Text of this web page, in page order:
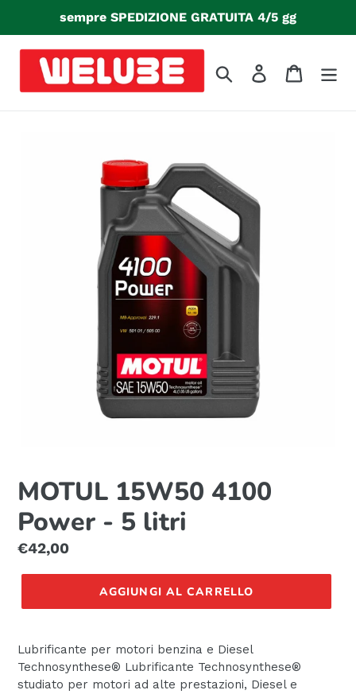
direttamente
contenuti
sempre SPEDIZIONE GRATUITA 4/5 gg
Cerca Accedi Carrello
MOTUL 15W50 4100
Power - 5 litri
Prezzo
di
€42,00
AGGIUNGI AL CARRELLO
Lubrificante per motori benzina e Diesel
Technosynthese® Lubrificante Technosynthese®
studiato per motori ad alte prestazioni, Diesel e